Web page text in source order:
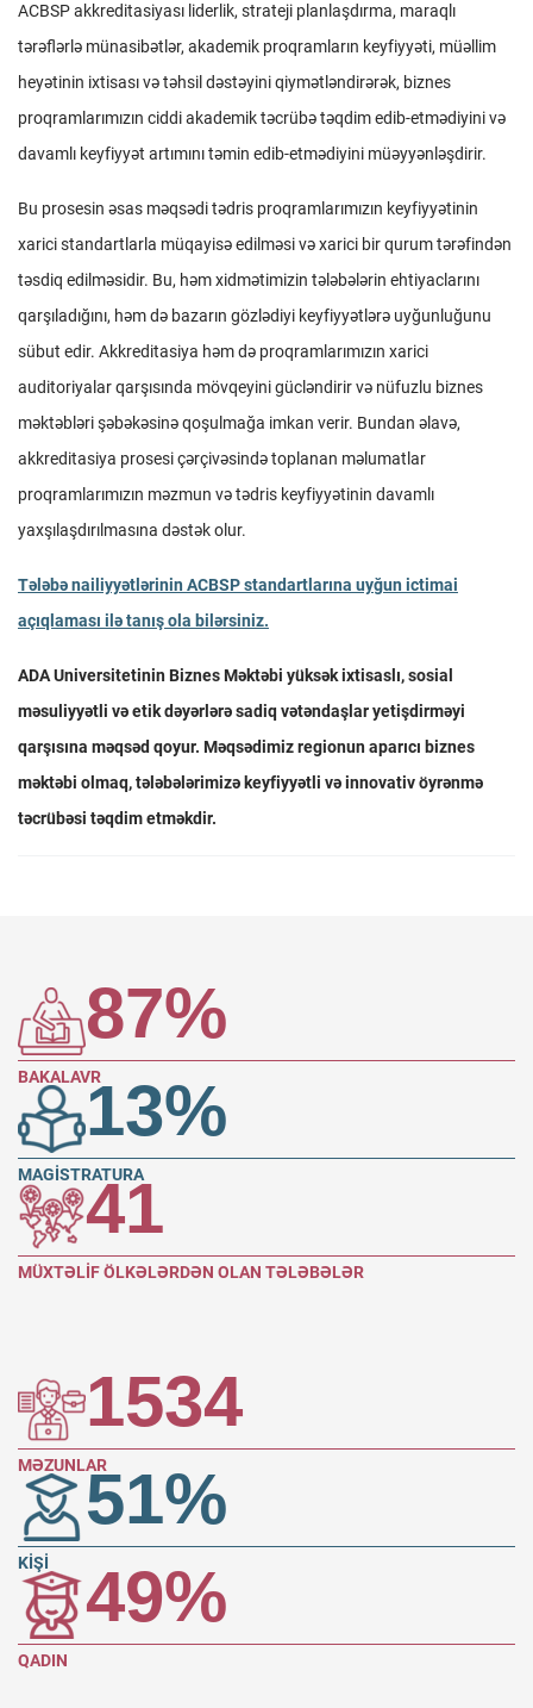
ACBSP akkreditasiyası liderlik, strateji planlaşdırma, maraqlı
tərəflərlə münasibətlər, akademik proqramların keyfiyyəti, müəllim
heyətinin ixtisası və təhsil dəstəyini qiymətləndirərək, biznes
proqramlarımızın ciddi akademik təcrübə təqdim edib-etmədiyini və
davamlı keyfiyyət artımını təmin edib-etmədiyini müəyyənləşdirir.
Bu prosesin əsas məqsədi tədris proqramlarımızın keyfiyyətinin
xarici standartlarla müqayisə edilməsi və xarici bir qurum tərəfindən
təsdiq edilməsidir. Bu, həm xidmətimizin tələbələrin ehtiyaclarını
qarşıladığını, həm də bazarın gözlədiyi keyfiyyətlərə uyğunluğunu
sübut edir. Akkreditasiya həm də proqramlarımızın xarici
auditoriyalar qarşısında mövqeyini gücləndirir və nüfuzlu biznes
məktəbləri şəbəkəsinə qoşulmağa imkan verir. Bundan əlavə,
akkreditasiya prosesi çərçivəsində toplanan məlumatlar
proqramlarımızın məzmun və tədris keyfiyyətinin davamlı
yaxşılaşdırılmasına dəstək olur.
Tələbə nailiyyətlərinin ACBSP standartlarına uyğun ictimai
açıqlaması ilə tanış ola bilərsiniz.
ADA Universitetinin Biznes Məktəbi yüksək ixtisaslı, sosial
məsuliyyətli və etik dəyərlərə sadiq vətəndaşlar yetişdirməyi
qarşısına məqsəd qoyur. Məqsədimiz regionun aparıcı biznes
məktəbi olmaq, tələbələrimizə keyfiyyətli və innovativ öyrənmə
təcrübəsi təqdim etməkdir.
87%
BAKALAVR13%
MAGİSTRATURA
41
MÜXTƏLİF ÖLKƏLƏRDƏN OLAN TƏLƏBƏLƏR
1534
MƏZUNLAR51%
KİŞİ 49%
QADIN